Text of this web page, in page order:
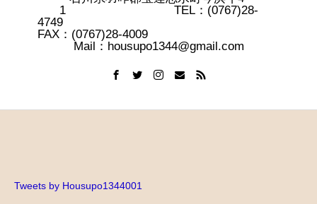
1 TEL：(0767)28-
4749
FAX：(0767)28-4009
Mail：housupo1344@gmail.com
Tweets by Housupo1344001